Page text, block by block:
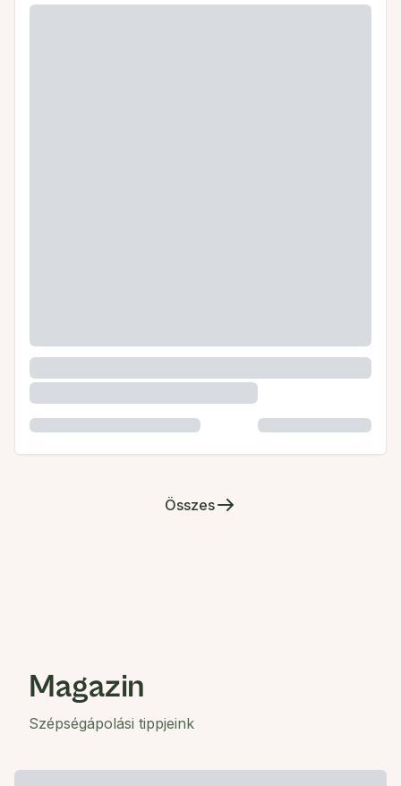
Összes
Magazin
Szépségápolási tippjeink